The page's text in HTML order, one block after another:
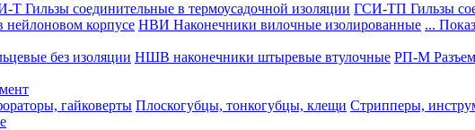
Т Гильзы соединительные в термоусадочной изоляции ГСИ-ТП Гильзы
корпусе НВИ Наконечники вилочные изолированные ...
без изоляции НШВ наконечники штыревые втулочные РП-М Разъем
гайковерты Плоскогубцы, тонкогубцы, клещи Стрипперы,